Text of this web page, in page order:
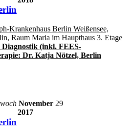
Krankenhaus Berlin Weißensee,
Raum Maria im Haupthaus 3. Etage
Diagnostik (inkl. FEES-
Dr. Katja Nötzel, Berlin
November 29
2017